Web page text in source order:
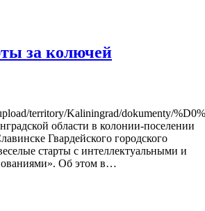
за колючей
territory/Kaliningrad/dokumenty/
области в колонии-поселении
Гвардейского городского
старты с интеллектуальными и
Об этом в…